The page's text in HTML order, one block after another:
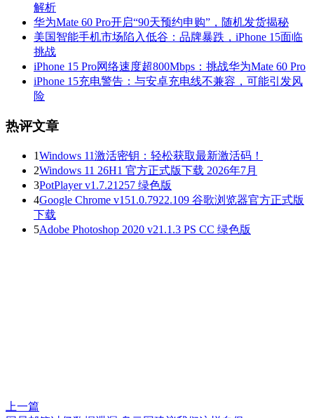
解析
华为Mate 60 Pro开启“90天预约申购”，随机发货揭秘
美国智能手机市场陷入低谷：品牌暴跌，iPhone 15面临
挑战
iPhone 15 Pro网络速度超800Mbps：挑战华为Mate 60 Pro
iPhone 15充电警告：与安卓充电线不兼容，可能引发风
险
热评文章
1Windows 11激活密钥：轻松获取最新激活码！
2Windows 11 26H1 官方正式版下载 2026年7月
3PotPlayer v1.7.21257 绿色版
4Google Chrome v151.0.7922.109 谷歌浏览器官方正式版
下载
5Adobe Photoshop 2020 v21.1.3 PS CC 绿色版
上一篇